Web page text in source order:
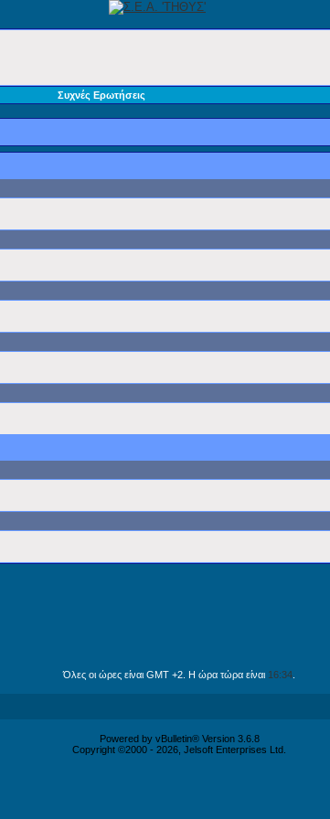
Συχνές Ερωτήσεις
Όλες οι ώρες είναι GMT +2. Η ώρα τώρα είναι 16:34
Powered by vBulletin® Version 3.6.8
Copyright ©2000 - 2026, Jelsoft Enterprises Ltd.